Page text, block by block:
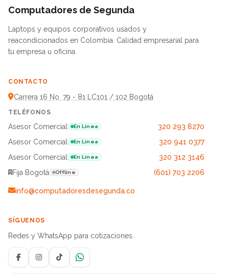
Computadores de Segunda
Laptops y equipos corporativos usados y
reacondicionados en Colombia. Calidad empresarial para
tu empresa u oficina.
CONTACTO
Carrera 16 No. 79 - 81 LC101 / 102 Bogotá
TELÉFONOS
Asesor Comercial En Línea
320 293 8270
Asesor Comercial
En Línea
320 941 0377
Asesor Comercial
En Línea
320 312 3146
Fija Bogotá
Offline (601) 703 2206
info@computadoresdesegunda.co
SÍGUENOS
Redes y WhatsApp para cotizaciones.
FacebookInstagramTikTokWhatsApp